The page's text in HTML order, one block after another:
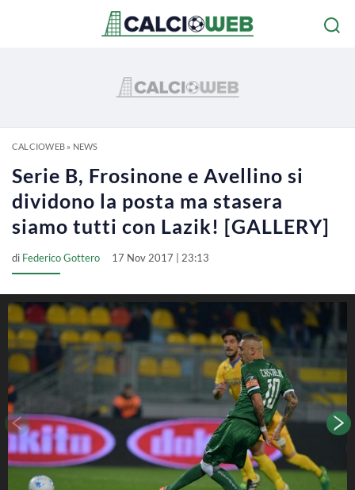
CALCIOWEB» NEWS
Serie B, Frosinone e Avellino si
dividono la posta ma stasera
siamo tutti con Lazik! [GALLERY]
di Federico Gottero 17 Nov 2017 | 23:13